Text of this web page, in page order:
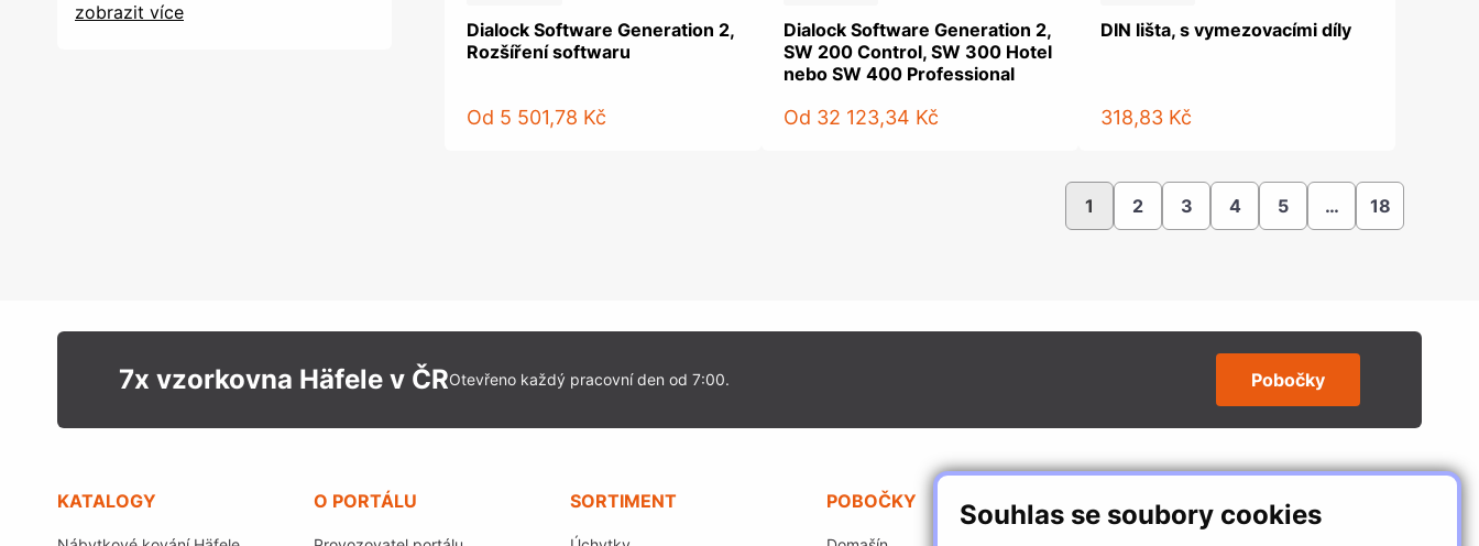
Souhlas se soubory cookies
zobrazit více
Dialock Software Generation 2,
Rozšíření softwaru
Od 5 501,78 Kč
Dialock Software Generation 2,
SW 200 Control, SW 300 Hotel
nebo SW 400 Professional
Od 32 123,34 Kč
DIN lišta, s vymezovacími díly
318,83 Kč
1 2 3 4 5 … 18
7x vzorkovna Häfele v ČROtevřeno každý pracovní den od 7:00. Pobočky
KATALOGY O PORTÁLU SORTIMENT POBOČKY SLEDUJTE NÁS